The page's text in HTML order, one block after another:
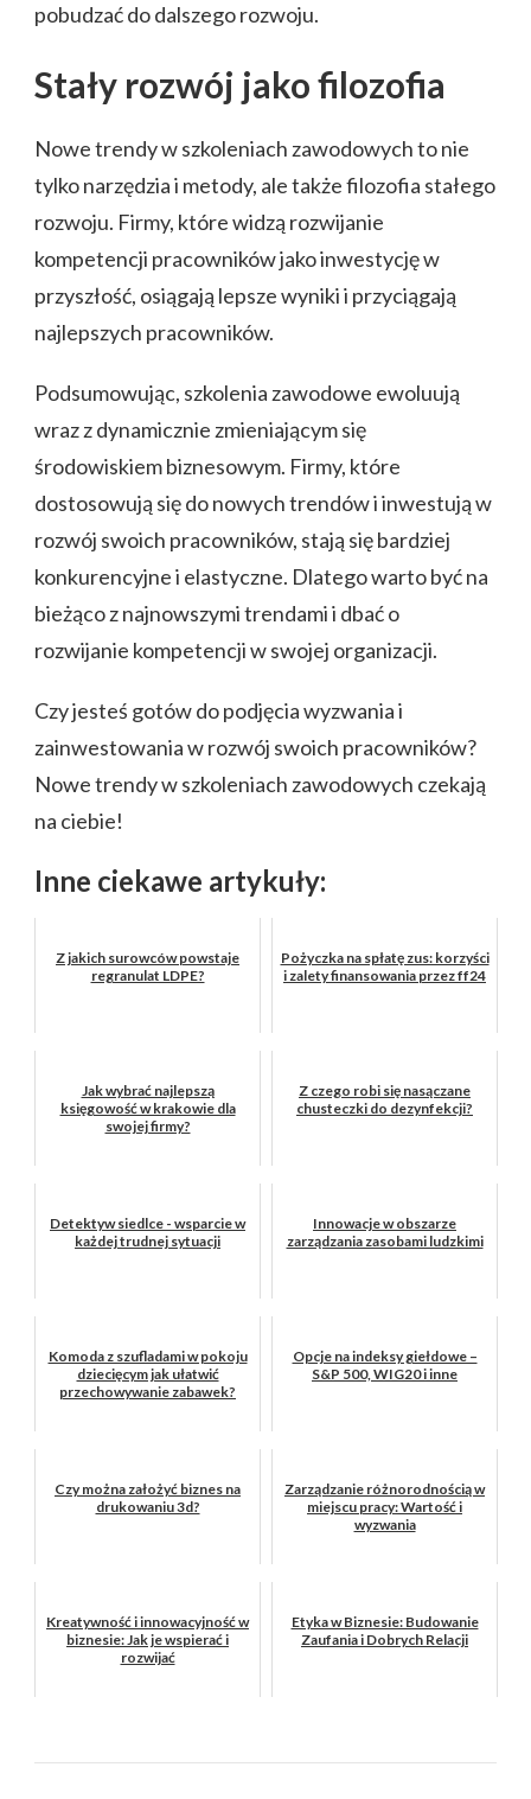
pobudzać do dalszego rozwoju.
Stały rozwój jako filozofia
Nowe trendy w szkoleniach zawodowych to nie
tylko narzędzia i metody, ale także filozofia stałego
rozwoju. Firmy, które widzą rozwijanie
kompetencji pracowników jako inwestycję w
przyszłość, osiągają lepsze wyniki i przyciągają
najlepszych pracowników.
Podsumowując, szkolenia zawodowe ewoluują
wraz z dynamicznie zmieniającym się
środowiskiem biznesowym. Firmy, które
dostosowują się do nowych trendów i inwestują w
rozwój swoich pracowników, stają się bardziej
konkurencyjne i elastyczne. Dlatego warto być na
bieżąco z najnowszymi trendami i dbać o
rozwijanie kompetencji w swojej organizacji.
Czy jesteś gotów do podjęcia wyzwania i
zainwestowania w rozwój swoich pracowników?
Nowe trendy w szkoleniach zawodowych czekają
na ciebie!
Inne ciekawe artykuły:
Z jakich surowców powstaje
regranulat LDPE?
Pożyczka na spłatę zus: korzyści
i zalety finansowania przez ff24
Jak wybrać najlepszą
księgowość w krakowie dla
swojej firmy?
Z czego robi się nasączane
chusteczki do dezynfekcji?
Detektyw siedlce - wsparcie w
każdej trudnej sytuacji
Innowacje w obszarze
zarządzania zasobami ludzkimi
Komoda z szufladami w pokoju
dziecięcym jak ułatwić
przechowywanie zabawek?
Opcje na indeksy giełdowe –
S&P 500, WIG20 i inne
Czy można założyć biznes na
drukowaniu 3d?
Zarządzanie różnorodnością w
miejscu pracy: Wartość i
wyzwania
Kreatywność i innowacyjność w
biznesie: Jak je wspierać i
rozwijać
Etyka w Biznesie: Budowanie
Zaufania i Dobrych Relacji